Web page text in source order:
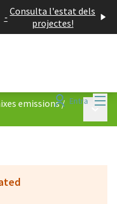
- Consulta l'estat dels
projectes!
Entra
emissions/